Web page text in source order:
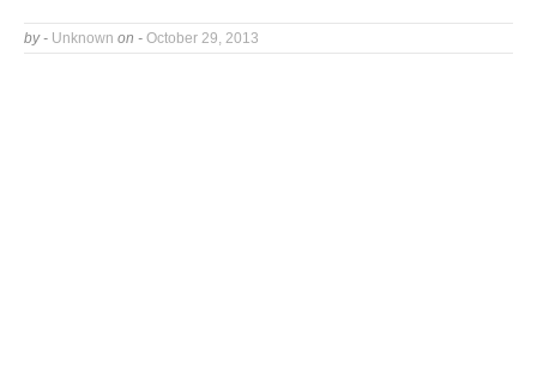
by - Unknown on - October 29, 2013